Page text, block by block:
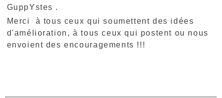
GuppYstes .
Merci à tous ceux qui soumettent des idées
d'amélioration, à tous ceux qui postent ou nous
envoient des encouragements !!!